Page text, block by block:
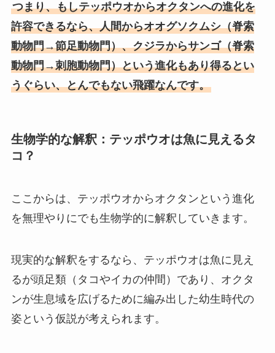
つまり、もしテッポウオからオクタンへの進化を
許容できるなら、人間からオオグソクムシ（脊索
動物門→節足動物門）、クジラからサンゴ（脊索
動物門→刺胞動物門）という進化もあり得るとい
うぐらい、とんでもない飛躍なんです。
生物学的な解釈：テッポウオは魚に見えるタ
コ？
ここからは、テッポウオからオクタンという進化
を無理やりにでも生物学的に解釈していきます。
現実的な解釈をするなら、テッポウオは魚に見え
るが頭足類（タコやイカの仲間）であり、オクタ
ンが生息域を広げるために編み出した幼生時代の
姿という仮説が考えられます。